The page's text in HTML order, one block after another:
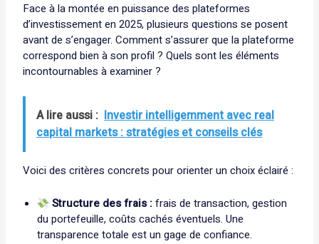
Face à la montée en puissance des plateformes
d’investissement en 2025, plusieurs questions se posent
avant de s’engager. Comment s’assurer que la plateforme
correspond bien à son profil ? Quels sont les éléments
incontournables à examiner ?
A lire aussi : Investir intelligemment avec real
capital markets : stratégies et conseils clés
Voici des critères concrets pour orienter un choix éclairé :
Structure des frais :frais de transaction, gestion
du portefeuille, coûts cachés éventuels. Une
transparence totale est un gage de confiance.